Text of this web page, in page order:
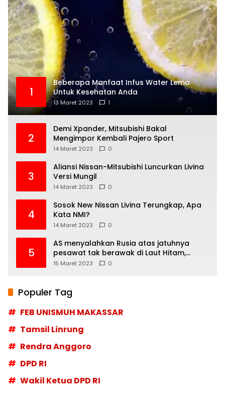
1
Beberapa Manfaat Infus Water Lemo
Untuk Kesehatan Anda
13 Maret 2023 1
2
Demi Xpander, Mitsubishi Bakal
Mengimpor Kembali Pajero Sport
14 Maret 2023 0
3
Aliansi Nissan-Mitsubishi Luncurkan Livina
Versi Mungil
14 Maret 2023 0
4
Sosok New Nissan Livina Terungkap, Apa
Kata NMI?
14 Maret 2023 0
5
AS menyalahkan Rusia atas jatuhnya
pesawat tak berawak di Laut Hitam,
Moskow menyangkal
15 Maret 2023 0
Populer Tag
FEB UNISMUH MAKASSAR
Tamsil Linrung
Rendra Anggoro
DPD RI
Wakil Ketua DPD RI